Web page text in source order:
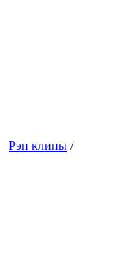
Рэп клипы /